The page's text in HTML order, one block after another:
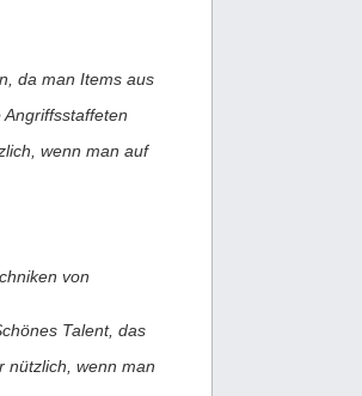
da man Items aus
wenn man auf
von
Talent, das
nützlich, wenn man